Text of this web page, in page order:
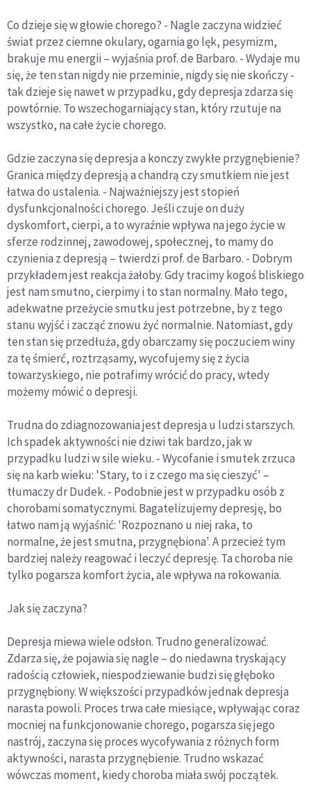
Co dzieje się w głowie chorego? - Nagle zaczyna widzieć
świat przez ciemne okulary, ogarnia go lęk, pesymizm,
brakuje mu energii – wyjaśnia prof. de Barbaro. - Wydaje mu
się, że ten stan nigdy nie przeminie, nigdy się nie skończy -
tak dzieje się nawet w przypadku, gdy depresja zdarza się
powtórnie. To wszechogarniający stan, który rzutuje na
wszystko, na całe życie chorego.
Gdzie zaczyna się depresja a konczy zwykłe przygnębienie?
Granica między depresją a chandrą czy smutkiem nie jest
łatwa do ustalenia. - Najważniejszy jest stopień
dysfunkcjonalności chorego. Jeśli czuje on duży
dyskomfort, cierpi, a to wyraźnie wpływa na jego życie w
sferze rodzinnej, zawodowej, społecznej, to mamy do
czynienia z depresją – twierdzi prof. de Barbaro. - Dobrym
przykładem jest reakcja żałoby. Gdy tracimy kogoś bliskiego
jest nam smutno, cierpimy i to stan normalny. Mało tego,
adekwatne przeżycie smutku jest potrzebne, by z tego
stanu wyjść i zacząć znowu żyć normalnie. Natomiast, gdy
ten stan się przedłuża, gdy obarczamy się poczuciem winy
za tę śmierć, roztrząsamy, wycofujemy się z życia
towarzyskiego, nie potrafimy wrócić do pracy, wtedy
możemy mówić o depresji.
Trudna do zdiagnozowania jest depresja u ludzi starszych.
Ich spadek aktywności nie dziwi tak bardzo, jak w
przypadku ludzi w sile wieku. - Wycofanie i smutek zrzuca
się na karb wieku: 'Stary, to i z czego ma się cieszyć' –
tłumaczy dr Dudek. - Podobnie jest w przypadku osób z
chorobami somatycznymi. Bagatelizujemy depresję, bo
łatwo nam ją wyjaśnić: 'Rozpoznano u niej raka, to
normalne, że jest smutna, przygnębiona'. A przecież tym
bardziej należy reagować i leczyć depresję. Ta choroba nie
tylko pogarsza komfort życia, ale wpływa na rokowania.
Jak się zaczyna?
Depresja miewa wiele odsłon. Trudno generalizować.
Zdarza się, że pojawia się nagle – do niedawna tryskający
radością człowiek, niespodziewanie budzi się głęboko
przygnębiony. W większości przypadków jednak depresja
narasta powoli. Proces trwa całe miesiące, wpływając coraz
mocniej na funkcjonowanie chorego, pogarsza się jego
nastrój, zaczyna się proces wycofywania z różnych form
aktywności, narasta przygnębienie. Trudno wskazać
wówczas moment, kiedy choroba miała swój początek.